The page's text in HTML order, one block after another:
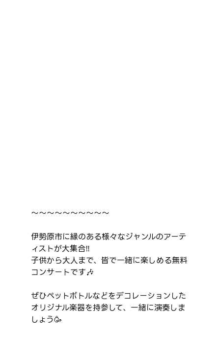
～～～～～～～～～～
伊勢原市に縁のある様々なジャンルのアーテ
ィストが大集合‼️
子供から大人まで、皆で一緒に楽しめる無料
コンサートです🎶
ぜひペットボトルなどをデコレーションした
オリジナル楽器を持参して、一緒に演奏しま
しょう🥳